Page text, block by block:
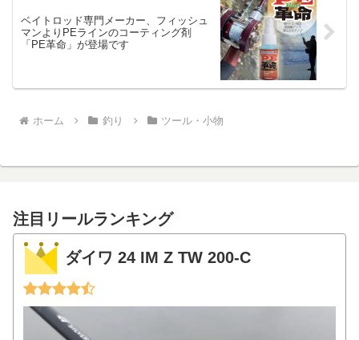
ベイトロッド専門メーカー、フィッシュ
マンよりPEラインのコーティング剤
「PE革命」が登場です
ホーム 釣り ツール・小物
注目リールランキング
ダイワ 24 IM Z TW 200-C